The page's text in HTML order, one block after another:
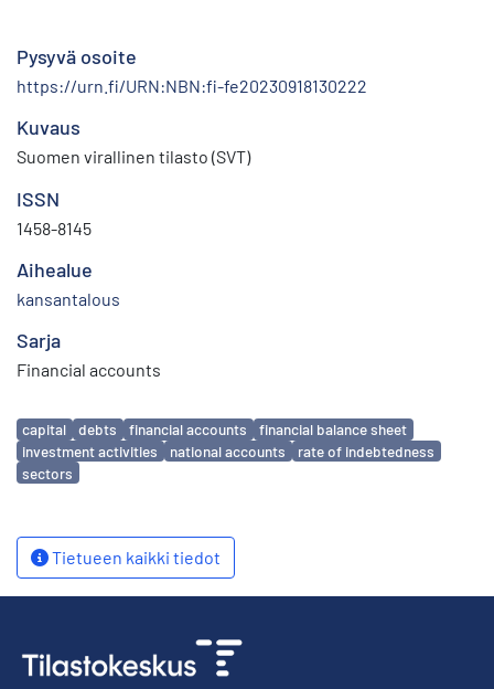
Pysyvä osoite
https://urn.fi/URN:NBN:fi-fe20230918130222
Kuvaus
Suomen virallinen tilasto (SVT)
ISSN
1458-8145
Aihealue
kansantalous
Sarja
Financial accounts
Avainsanat
capital debts financial accounts
financial balance sheet
investment activities
national accounts
rate of indebtedness
sectors
Tietueen kaikki tiedot